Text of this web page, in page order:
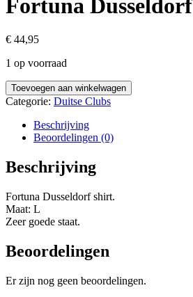
Fortuna Dusseldorf
€ 44,95
1 op voorraad
Fortuna
Dusseldorf
aantal
Toevoegen aan winkelwagen
Categorie: Duitse Clubs
Beschrijving
Beoordelingen (0)
Beschrijving
Fortuna Dusseldorf shirt.
Maat: L
Zeer goede staat.
Beoordelingen
Er zijn nog geen beoordelingen.